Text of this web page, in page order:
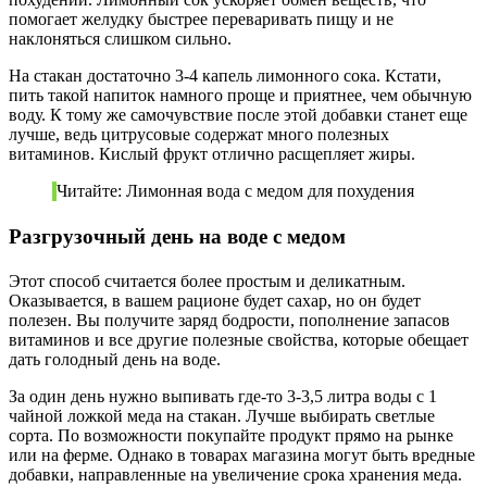
помогает желудку быстрее переваривать пищу и не
наклоняться слишком сильно.
На стакан достаточно 3-4 капель лимонного сока. Кстати,
пить такой напиток намного проще и приятнее, чем обычную
воду. К тому же самочувствие после этой добавки станет еще
лучше, ведь цитрусовые содержат много полезных
витаминов. Кислый фрукт отлично расщепляет жиры.
Читайте: Лимонная вода с медом для похудения
Разгрузочный день на воде с медом
Этот способ считается более простым и деликатным.
Оказывается, в вашем рационе будет сахар, но он будет
полезен. Вы получите заряд бодрости, пополнение запасов
витаминов и все другие полезные свойства, которые обещает
дать голодный день на воде.
За один день нужно выпивать где-то 3-3,5 литра воды с 1
чайной ложкой меда на стакан. Лучше выбирать светлые
сорта. По возможности покупайте продукт прямо на рынке
или на ферме. Однако в товарах магазина могут быть вредные
добавки, направленные на увеличение срока хранения меда.